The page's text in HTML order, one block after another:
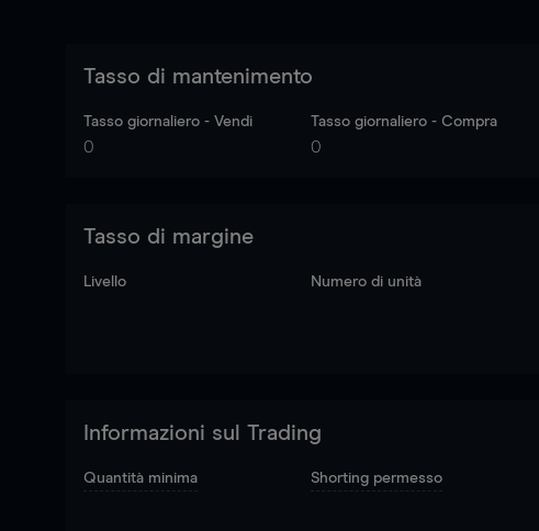
Tasso di mantenimento
Tasso giornaliero - Vendi
0
Tasso giornaliero - Compra
0
Tasso di margine
Livello Numero di unità
Informazioni sul Trading
Quantità minima Shorting permesso